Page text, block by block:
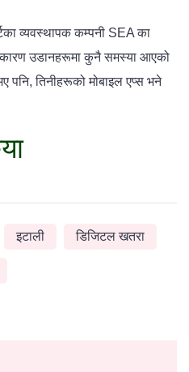
व्यवस्थापक कम्पनी SEA का
उडानहरूमा कुनै समस्या आएको
पनि, तिनीहरूको मोबाइल एप्स भने
इटाली डिजिटल खतरा